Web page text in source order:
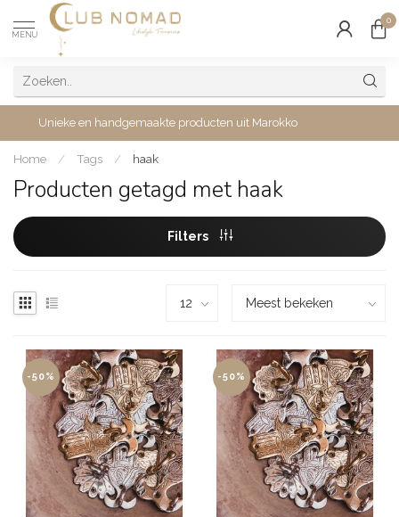
MENU
0
Unieke en handgemaakte producten uit Marokko
Home / Tags / haak
Producten getagd met haak
Filters
-50% -50%